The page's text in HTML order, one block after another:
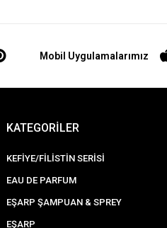
Mobil Uygulamalarımız
KATEGORİLER
KEFİYE/FİLİSTİN SERİSİ
EAU DE PARFUM
EŞARP ŞAMPUAN & SPREY
EŞARP